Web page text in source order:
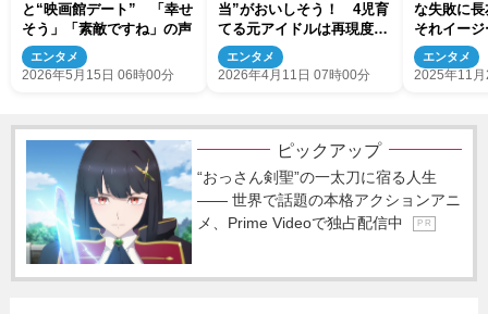
と“映画館デート” 「幸せ
そう」「素敵ですね」の声
エンタメ
2026年5月15日 06時00分
当”がおいしそう！ 4児育
てる元アイドルは再現度高
いキャラ弁
エンタメ
2026年4月11日 07時00分
な失敗に
それイー
『さんま御
エンタメ
2025年11
ピックアップ
“おっさん剣聖”の一太刀に宿る人生
―― 世界で話題の本格アクションアニ
メ、Prime Videoで独占配信中
P R